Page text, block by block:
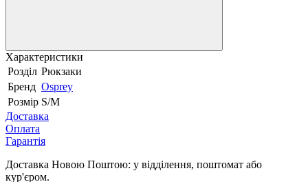
Характеристики
Розділ Рюкзаки
Бренд Osprey
Розмір S/M
Доставка
Оплата
Гарантія
Доставка Новою Поштою: у відділення, поштомат або
кур'єром.